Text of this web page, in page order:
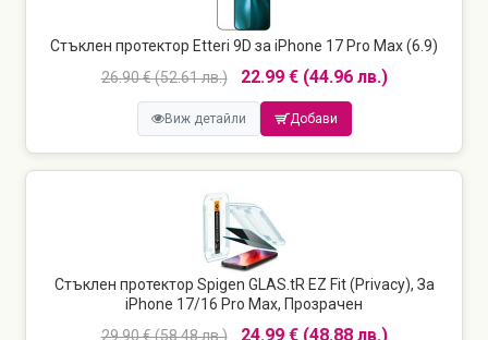
Стъклен протектор Etteri 9D за iPhone 17 Pro Max (6.9)
26.90 € (52.61 лв.)
22.99 € (44.96 лв.)
Виж детайли Добави
Стъклен протектор Spigen GLAS.tR EZ Fit (Privacy), За
iPhone 17/16 Pro Max, Прозрачен
29.90 € (58.48 лв.)
24.99 € (48.88 лв.)